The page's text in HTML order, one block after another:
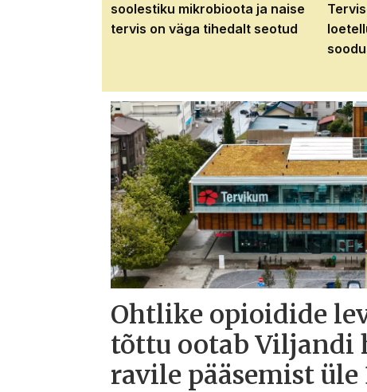
soolestiku mikrobioota ja naise
tervis on väga tihedalt seotud
Ohtlike opioidide
tõttu ootab Viljandi
ravile pääsemist